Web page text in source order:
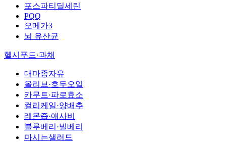
포스파티딜세린
PQQ
오메가3
뇌 유산균
헬시푸드·과채
대마종자유
올리브·호두오일
카무트·파로효소
컬리케일·양배추
레몬즙·애사비
블루베리·빌베리
마시는샐러드